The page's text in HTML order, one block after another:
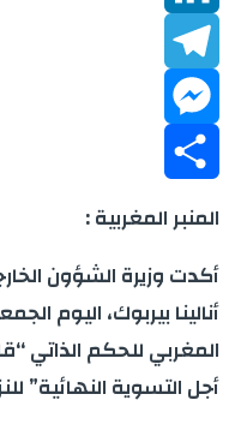
LinkedIn
Telegram
Messenger
Share
المنبر المغربية :
أكدت وزيرة الشؤون
أنالينا بيربوك، اليوم
المغربي للحكم الذاتي
أجل التسوية النهائية”